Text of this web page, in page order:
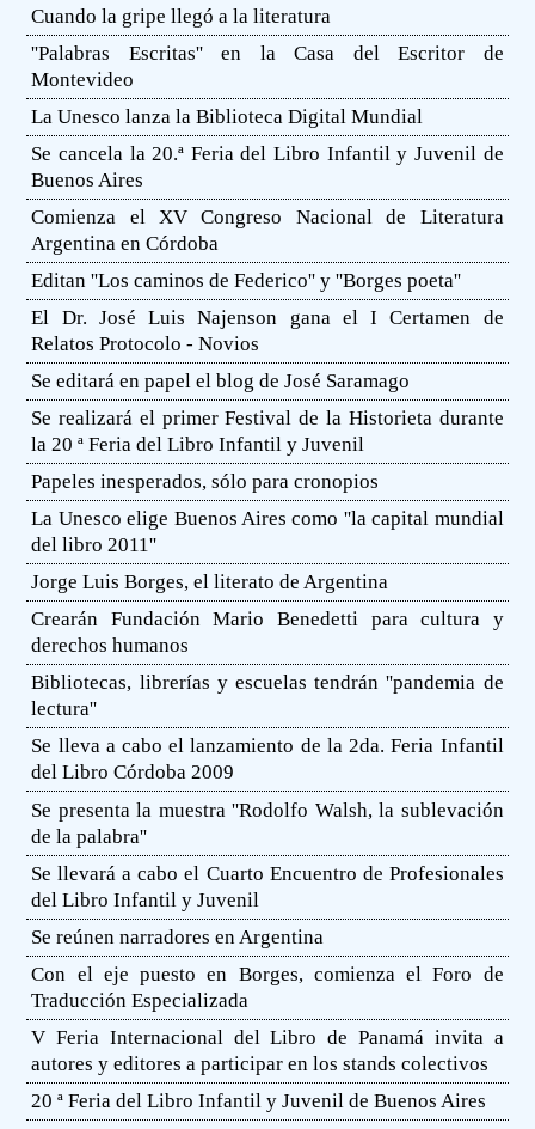
Cuando la gripe llegó a la literatura
''Palabras Escritas'' en la Casa del Escritor de
Montevideo
La Unesco lanza la Biblioteca Digital Mundial
Se cancela la 20.ª Feria del Libro Infantil y Juvenil de
Buenos Aires
Comienza el XV Congreso Nacional de Literatura
Argentina en Córdoba
Editan ''Los caminos de Federico'' y ''Borges poeta''
El Dr. José Luis Najenson gana el I Certamen de
Relatos Protocolo - Novios
Se editará en papel el blog de José Saramago
Se realizará el primer Festival de la Historieta durante
la 20 ª Feria del Libro Infantil y Juvenil
Papeles inesperados, sólo para cronopios
La Unesco elige Buenos Aires como ''la capital mundial
del libro 2011''
Jorge Luis Borges, el literato de Argentina
Crearán Fundación Mario Benedetti para cultura y
derechos humanos
Bibliotecas, librerías y escuelas tendrán ''pandemia de
lectura''
Se lleva a cabo el lanzamiento de la 2da. Feria Infantil
del Libro Córdoba 2009
Se presenta la muestra ''Rodolfo Walsh, la sublevación
de la palabra''
Se llevará a cabo el Cuarto Encuentro de Profesionales
del Libro Infantil y Juvenil
Se reúnen narradores en Argentina
Con el eje puesto en Borges, comienza el Foro de
Traducción Especializada
V Feria Internacional del Libro de Panamá invita a
autores y editores a participar en los stands colectivos
20 ª Feria del Libro Infantil y Juvenil de Buenos Aires